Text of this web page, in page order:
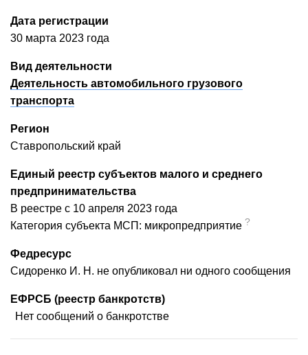
Дата регистрации
30 марта 2023 года
Вид деятельности
Деятельность автомобильного грузового
транспорта
Регион
Ставропольский край
Единый реестр субъектов малого и среднего
предпринимательства
В реестре с 10 апреля 2023 года
Категория субъекта МСП: микропредприятие ?
Федресурс
Сидоренко И. Н. не опубликовал ни одного сообщения
ЕФРСБ (реестр банкротств)
Нет сообщений о банкротстве